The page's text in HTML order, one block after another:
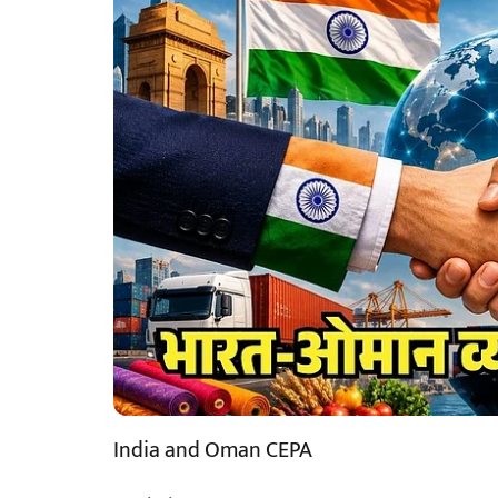
India and Oman CEPA